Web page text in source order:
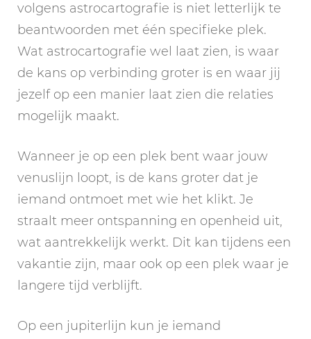
volgens astrocartografie is niet letterlijk te
beantwoorden met één specifieke plek.
Wat astrocartografie wel laat zien, is waar
de kans op verbinding groter is en waar jij
jezelf op een manier laat zien die relaties
mogelijk maakt.
Wanneer je op een plek bent waar jouw
venuslijn loopt, is de kans groter dat je
iemand ontmoet met wie het klikt. Je
straalt meer ontspanning en openheid uit,
wat aantrekkelijk werkt. Dit kan tijdens een
vakantie zijn, maar ook op een plek waar je
langere tijd verblijft.
Op een jupiterlijn kun je iemand